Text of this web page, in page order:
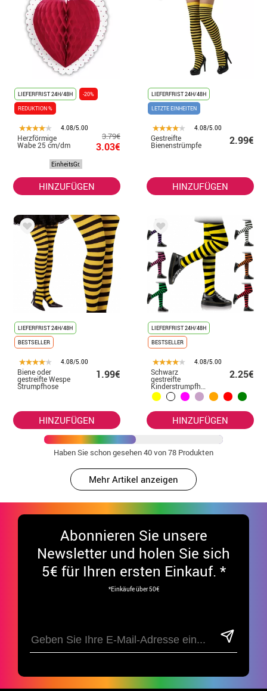
LIEFERFRIST 24H/48H
-20%
REDUKTION %
4.08/5.00
Herzförmige
Wabe 25 cm/dm
3.79€
3.03€
EinheitsGr.
HINZUFÜGEN
LIEFERFRIST 24H/48H
LETZTE EINHEITEN
4.08/5.00
Gestreifte
Bienenstrümpfe 2.99€
HINZUFÜGEN
LIEFERFRIST 24H/48H
BESTSELLER
4.08/5.00
Biene oder
gestreifte Wespe
Strumpfhose
1.99€
HINZUFÜGEN
LIEFERFRIST 24H/48H
BESTSELLER
4.08/5.00
Schwarz
gestreifte
Kinderstrumpfhose
in verschiedenen
Farben
2.25€
HINZUFÜGEN
Haben Sie schon gesehen40von 78 Produkten
Mehr Artikel anzeigen
Abonnieren Sie unsere
Newsletter und holen Sie sich
5€ für Ihren ersten Einkauf. *
*Einkäufe über 50€